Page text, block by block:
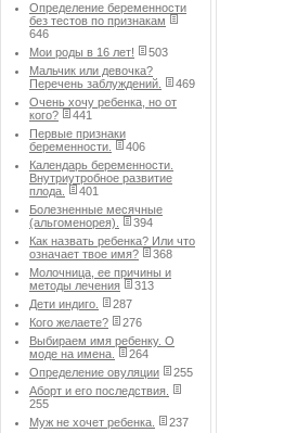
Определение беременности
без тестов по признакам
646
Мои роды в 16 лет!
503
Мальчик или девочка?
Перечень заблуждений.
469
Очень хочу ребенка, но от
кого?
441
Первые признаки
беременности.
406
Календарь беременности.
Внутриутробное развитие
плода.
401
Болезненные месячные
(альгоменорея).
394
Как назвать ребенка? Или что
означает твое имя?
368
Молочница, ее причины и
методы лечения
313
Дети индиго.
287
Кого желаете?
276
Выбираем имя ребенку. О
моде на имена.
264
Определение овуляции
255
Аборт и его последствия.
255
Муж не хочет ребенка.
237